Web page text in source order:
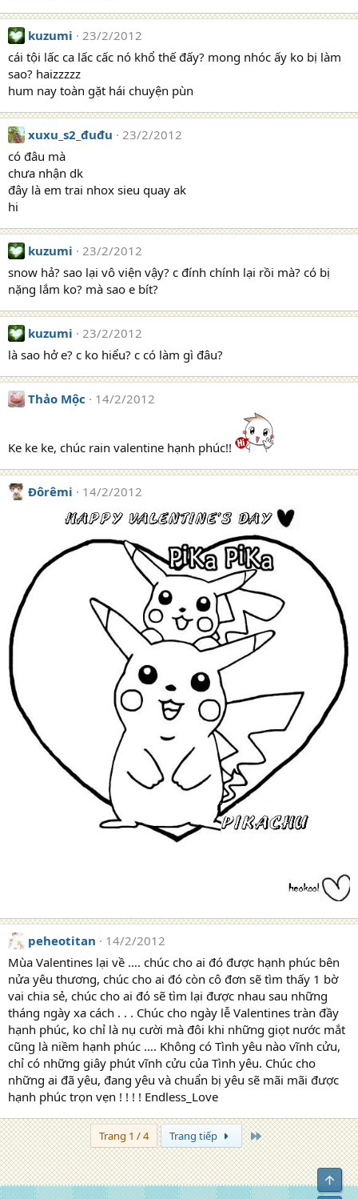
kuzumi
23/2/2012
cái tội lấc ca lấc cấc nó khổ thế đấy? mong nhóc ấy ko bị làm
sao? haizzzzz
hum nay toàn gặt hái chuyện pùn
xuxu_s2_đuđu
23/2/2012
có đâu mà
chưa nhận dk
đây là em trai nhox sieu quay ak
hi
kuzumi
23/2/2012
snow hả? sao lại vô viện vậy? c đính chính lại rồi mà? có bị
nặng lắm ko? mà sao e bít?
kuzumi
23/2/2012
là sao hở e? c ko hiểu? c có làm gì đâu?
Thảo Mộc 14/2/2012
Ke ke ke, chúc rain valentine hạnh phúc!!
Đôrêmi 14/2/2012
peheotitan
14/2/2012
Mùa Valentines lại về …. chúc cho ai đó được hạnh phúc bên
nửa yêu thương, chúc cho ai đó còn cô đơn sẽ tìm thấy 1 bờ
vai chia sẻ, chúc cho ai đó sẽ tìm lại được nhau sau những
tháng ngày xa cách . . . Chúc cho ngày lễ Valentines tràn đầy
hạnh phúc, ko chỉ là nụ cười mà đôi khi những giọt nước mắt
cũng là niềm hạnh phúc …. Không có Tình yêu nào vĩnh cửu,
chỉ có những giây phút vĩnh cửu của Tình yêu. Chúc cho
những ai đã yêu, đang yêu và chuẩn bị yêu sẽ mãi mãi được
hạnh phúc trọn vẹn ! ! ! ! Endless_Love
Trang 1 / 4 Trang tiếp Trang cuối
Top